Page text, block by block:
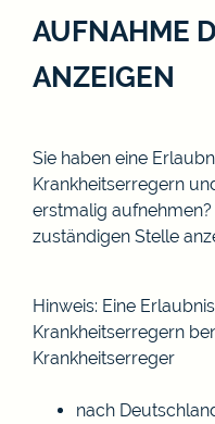
AUFNAHME
ANZEIGEN
Sie haben eine
Krankheitserregern
erstmalig
zuständigen Stelle
Hinweis: Eine
Krankheitserregern
Krankheitserreger
nach